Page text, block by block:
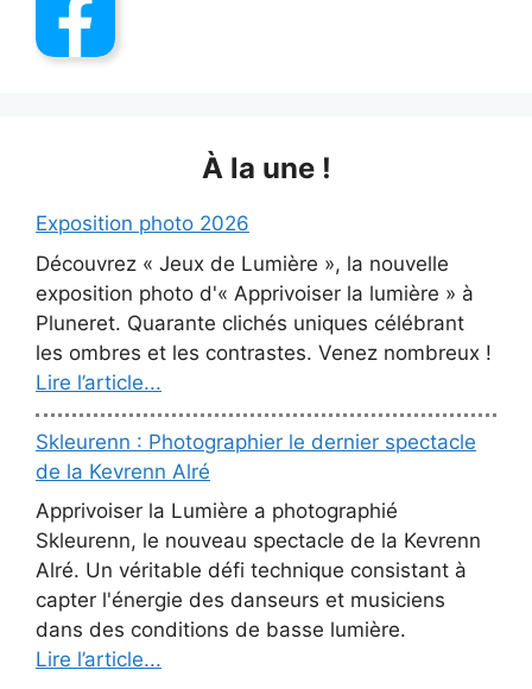
À la une !
Exposition photo 2026
Découvrez « Jeux de Lumière », la nouvelle
exposition photo d'« Apprivoiser la lumière » à
Pluneret. Quarante clichés uniques célébrant
les ombres et les contrastes. Venez nombreux !
Lire l’article...
Skleurenn : Photographier le dernier spectacle
de la Kevrenn Alré
Apprivoiser la Lumière a photographié
Skleurenn, le nouveau spectacle de la Kevrenn
Alré. Un véritable défi technique consistant à
capter l'énergie des danseurs et musiciens
dans des conditions de basse lumière.
Lire l’article...